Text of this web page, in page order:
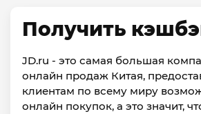
Получить
JD.ru - это самая большая
онлайн продаж Китая,
клиентам по всему миру
онлайн покупок, а это значит,